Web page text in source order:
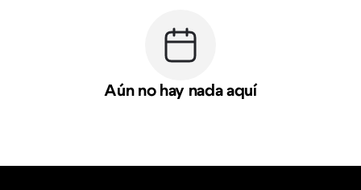
Aún no hay nada aquí